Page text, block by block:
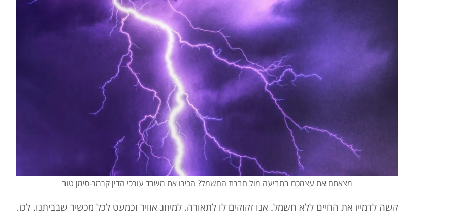
מצאתם את עצמכם בתביעה מול חברת החשמל? הכירו את משרד עורכי הדין קרמר-סימן טוב
קשה לדמיין את החיים ללא חשמל. אנו זקוקים לו לתאורה, למיזוג אוויר וכמעט לכל מכשיר שבביתנו. לכן,